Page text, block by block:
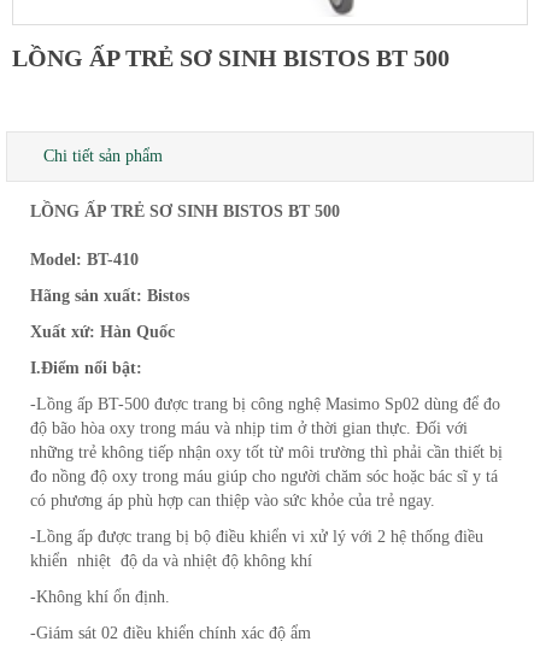
LỒNG ẤP TRẺ SƠ SINH BISTOS BT 500
Chi tiết sản phẩm
LỒNG ẤP TRẺ SƠ SINH BISTOS BT 500
Model: BT-410
Hãng sản xuất: Bistos
Xuất xứ: Hàn Quốc
I.Điểm nổi bật:
-Lồng ấp BT-500 được trang bị công nghệ Masimo Sp02 dùng để đo
độ bão hòa oxy trong máu và nhịp tim ở thời gian thực. Đối với
những trẻ không tiếp nhận oxy tốt từ môi trường thì phải cần thiết bị
đo nồng độ oxy trong máu giúp cho người chăm sóc hoặc bác sĩ y tá
có phương áp phù hợp can thiệp vào sức khỏe của trẻ ngay.
-Lồng ấp được trang bị bộ điều khiển vi xử lý với 2 hệ thống điều
khiển nhiệt độ da và nhiệt độ không khí
-Không khí ổn định.
-Giám sát 02 điều khiển chính xác độ ẩm